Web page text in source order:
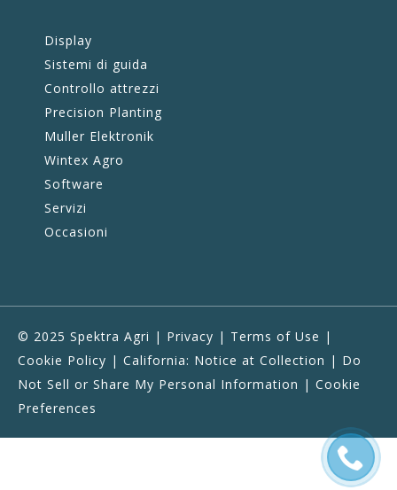
Display
Sistemi di guida
Controllo attrezzi
Precision Planting
Muller Elektronik
Wintex Agro
Software
Servizi
Occasioni
© 2025 Spektra Agri | Privacy | Terms of Use |
Cookie Policy | California: Notice at Collection | Do
Not Sell or Share My Personal Information | Cookie
Preferences